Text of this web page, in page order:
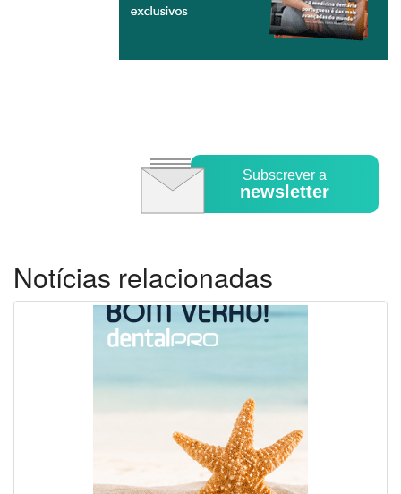
Subscrever a
newsletter
Notícias relacionadas